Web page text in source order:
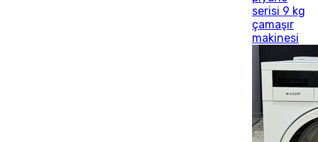
serisi 9 kg
çamaşır
makinesi